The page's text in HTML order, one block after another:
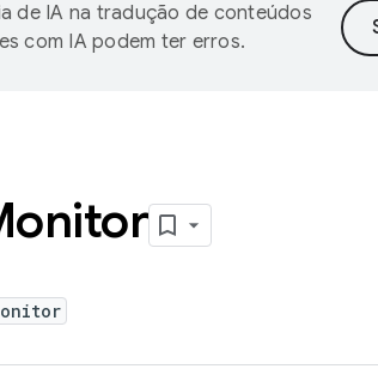
de IA na tradução de conteúdos
com IA podem ter erros.